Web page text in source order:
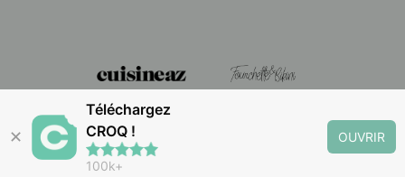
✕
Téléchargez
CROQ !
100k+
OUVRIR